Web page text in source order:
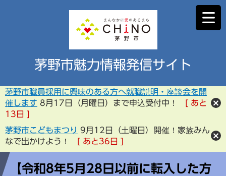
茅野市魅力情報発信サイト
茅野市職員採用に興味のある方へ就職説明・座談会を開
催します 8月17日（月曜日）まで申込受付中！
あと
13 日
茅野市こどもまつり 9月12日（土曜日）開催！家族みん
なで出かけよう！
あと36 日
【令和8年5月28日以前に転入した方